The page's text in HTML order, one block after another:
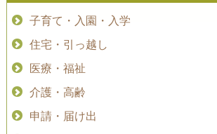
子育て・入園・入学
住宅・引っ越し
医療・福祉
介護・高齢
申請・届け出